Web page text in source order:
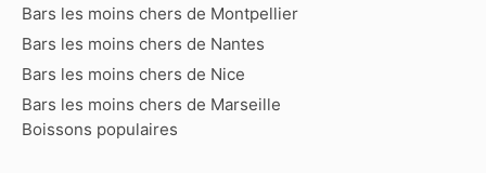
Bars les moins chers de Montpellier
Bars les moins chers de Nantes
Bars les moins chers de Nice
Bars les moins chers de Marseille
Boissons populaires